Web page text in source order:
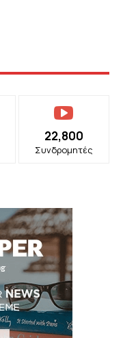
22,800
Συνδρομητές